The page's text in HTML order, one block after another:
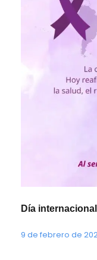
Día
9 de febrero de